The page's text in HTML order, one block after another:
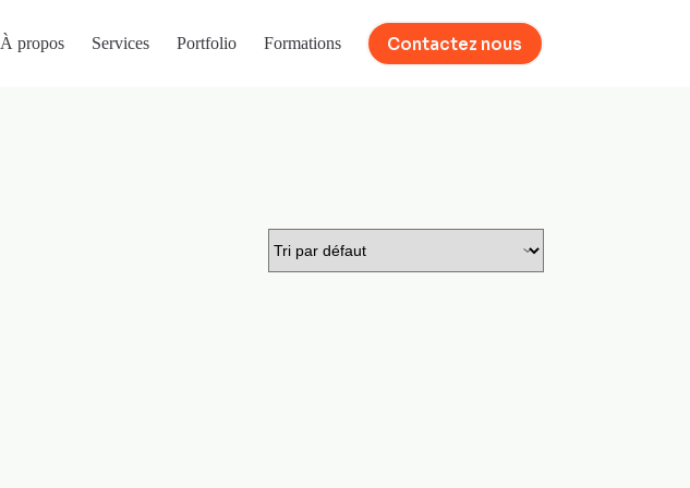
À propos Services Portfolio Formations Contactez nous